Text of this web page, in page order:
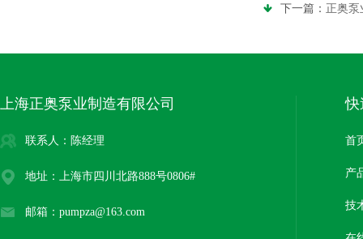
下一篇： 正奥泵
上海正奥泵业制造有限公司
联系人：陈经理
地址：上海市四川北路888号0806#
邮箱：pumpza@163.com
快
首
产
技